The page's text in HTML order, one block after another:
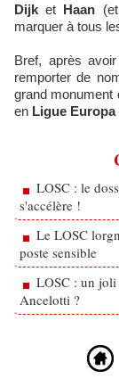
Dijk et Haan
marquer à tous
Bref, après
remporter de
grand monument
en Ligue Europa
LOSC : le
s'accélère !
Le LOSC
poste sensible
LOSC : un joli
Ancelotti ?